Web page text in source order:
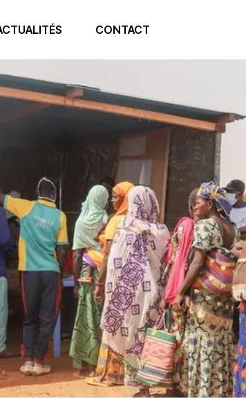
CONTACT